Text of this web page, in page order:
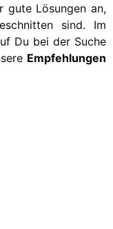
gute Lösungen an,
sind. Im
Du bei der Suche
Empfehlungen